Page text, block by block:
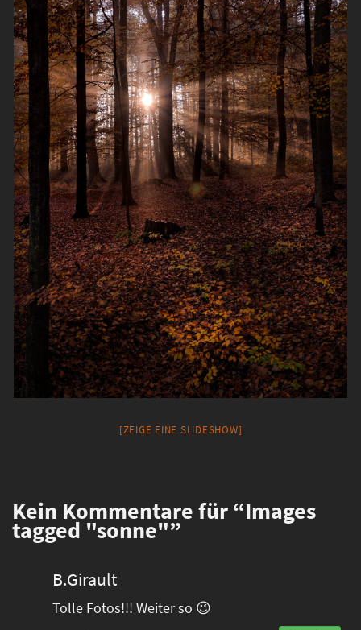
[ZEIGE EINE SLIDESHOW]
Kein Kommentare für “Images
tagged "sonne"”
B.Girault
Tolle Fotos!!! Weiter so 😉